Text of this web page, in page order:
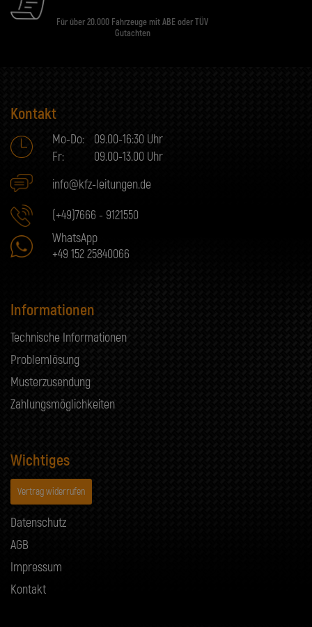
Für über 20.000 Fahrzeuge mit ABE oder TÜV
Gutachten
Kontakt
Mo-Do:
09.00-16:30 Uhr
Fr:
09.00-13.00 Uhr
info@kfz-leitungen.de
(+49)7666 - 9121550
WhatsApp
+49 152 25840066
Informationen
Technische Informationen
Problemlösung
Musterzusendung
Zahlungsmöglichkeiten
Wichtiges
Vertrag widerrufen
Datenschutz
AGB
Impressum
Kontakt